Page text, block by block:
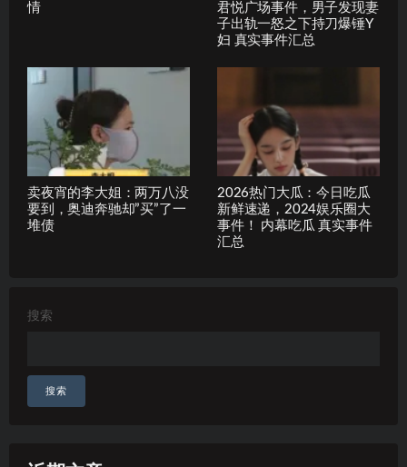
情
君悦广场事件，男子发现妻
子出轨一怒之下持刀爆锤Y
妇 真实事件汇总
卖夜宵的李大姐：两万八没
要到，奥迪奔驰却”买”了一
堆债
2026热门大瓜：今日吃瓜
新鲜速递，2024娱乐圈大
事件！ 内幕吃瓜 真实事件
汇总
搜索
搜索